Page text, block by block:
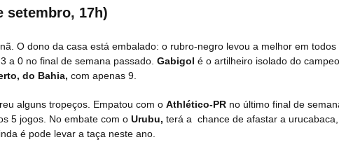
setembro, 17h)
O dono da casa está embalado: o rubro-negro levou a melhor em todos
a 0 no final de semana passado. Gabigol é o artilheiro isolado do
do Bahia, com apenas 9.
alguns tropeços. Empatou com o Athlético-PR no último final de
5 jogos. No embate com o Urubu, terá a chance de afastar a
é pode levar a taça neste ano.